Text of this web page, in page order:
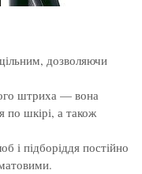
дозволяючи
штриха — вона
по шкірі, а також
і підборіддя постійно